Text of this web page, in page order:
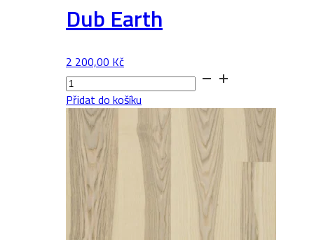
Dub Earth
2 200,00 Kč
Dub
Earth
množství
Přidat do košíku